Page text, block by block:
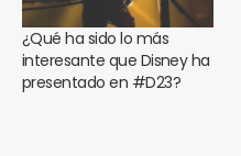
¿Qué ha sido lo más
interesante que Disney ha
presentado en #D23?